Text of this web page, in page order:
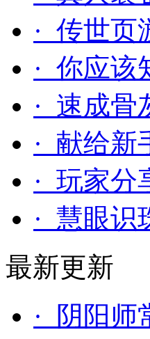
· 传世页
· 你应该
· 速成骨
· 献给新
· 玩家分
· 慧眼识
最新更新
· 阴阳师